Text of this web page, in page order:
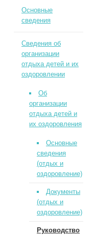
Основные
сведения
Сведения об
организации
отдыха детей и их
оздоровлении
Об
организации
отдыха детей и
их оздоровления
Основные
сведения
(отдых и
оздоровление)
Документы
(отдых и
оздоровление)
Руководство